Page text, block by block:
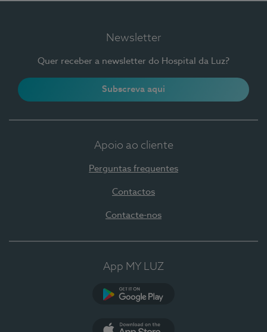
Newsletter
Quer receber a newsletter do Hospital da Luz?
Subscreva aqui
Apoio ao cliente
Perguntas frequentes
Contactos
Contacte-nos
App MY LUZ